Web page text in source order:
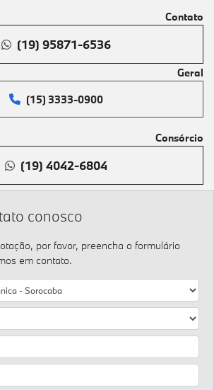
conosco
por favor, preencha o formulário
em contato.
Contato
(19) 95871-6536
Geral
(15) 3333-0900
Consórcio
(19) 4042-6804